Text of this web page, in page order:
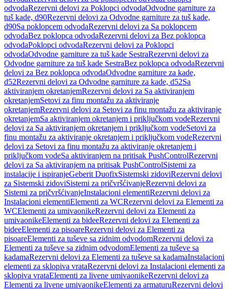
odvodaRezervni delovi za Poklopci odvodaOdvodne garniture za
tuš kade, d90Rezervni delovi za Odvodne garniture za tuš kade,
d90Sa poklopcem odvodaRezervni delovi za Sa poklopcem
odvodaBez poklopca odvodaRezervni delovi za Bez poklopca
odvodaPoklopci odvodaRezervni delovi za Poklopci
odvodaOdvodne garniture za tuš kade SestraRezervni delovi za
Odvodne garniture za tuš kade SestraBez poklopca odvodaRezervni
delovi za Bez poklopca odvodaOdvodne garniture za kade,
d52Rezervni delovi za Odvodne garniture za kade, d52Sa
aktiviranjem okretanjemRezervni delovi za Sa aktiviranjem
okretanjemSetovi za finu montažu za aktiviranje
okretanjemRezervni delovi za Setovi za finu montažu za aktiviranje
okretanjemSa aktiviranjem okretanjem i priključkom vodeRezervni
delovi za Sa aktiviranjem okretanjem i priključkom vodeSetovi za
finu montažu za aktiviranje okretanjem i priključkom vodeRezervni
delovi za Setovi za finu montažu za aktiviranje okretanjem i
priključkom vodeSa aktiviranjem na pritisak PushControlRezervni
delovi za Sa aktiviranjem na pritisak PushControlSistemi za
instalacije i ispiranjeGeberit DuofixSistemski zidoviRezervni delovi
za Sistemski zidoviSistemi za pričvršćivanjeRezervni delovi za
Sistemi za pričvršćivanjeInstalacioni elementiRezervni delovi za
Instalacioni elementiElementi za WCRezervni delovi za Elementi za
WCElementi za umivaonikeRezervni delovi za Elementi za
umivaonikeElementi za bideeRezervni delovi za Elementi za
bideeElementi za pisoareRezervni delovi za Elementi za
pisoareElementi za tuševe sa zidnim odvodomRezervni delovi za
Elementi za tuševe sa zidnim odvodomElementi za tuševe sa
kadamaRezervni delovi za Elementi za tuševe sa kadamaInstalacioni
elementi za sklopiva vrataRezervni delovi za Instalacioni elementi za
sklopiva vrataElementi za livene umivaonikeRezervni delovi za
Elementi za livene umivaonikeElementi za armaturuRezervni delovi